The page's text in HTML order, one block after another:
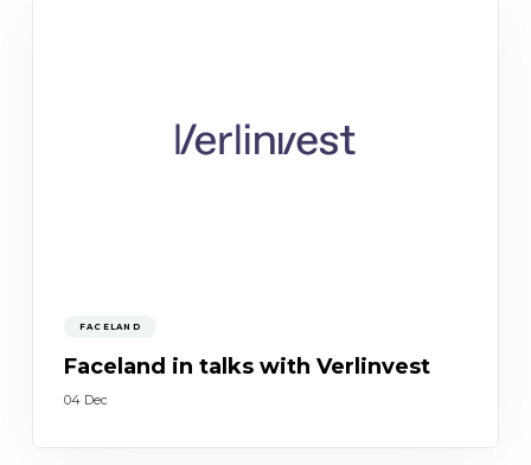
FACELAND
Faceland in talks with Verlinvest
04 Dec